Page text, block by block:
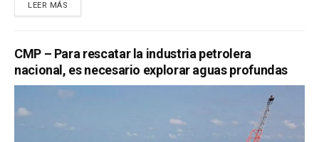
LEER MÁS
CMP – Para rescatar la industria petrolera
nacional, es necesario explorar aguas profundas